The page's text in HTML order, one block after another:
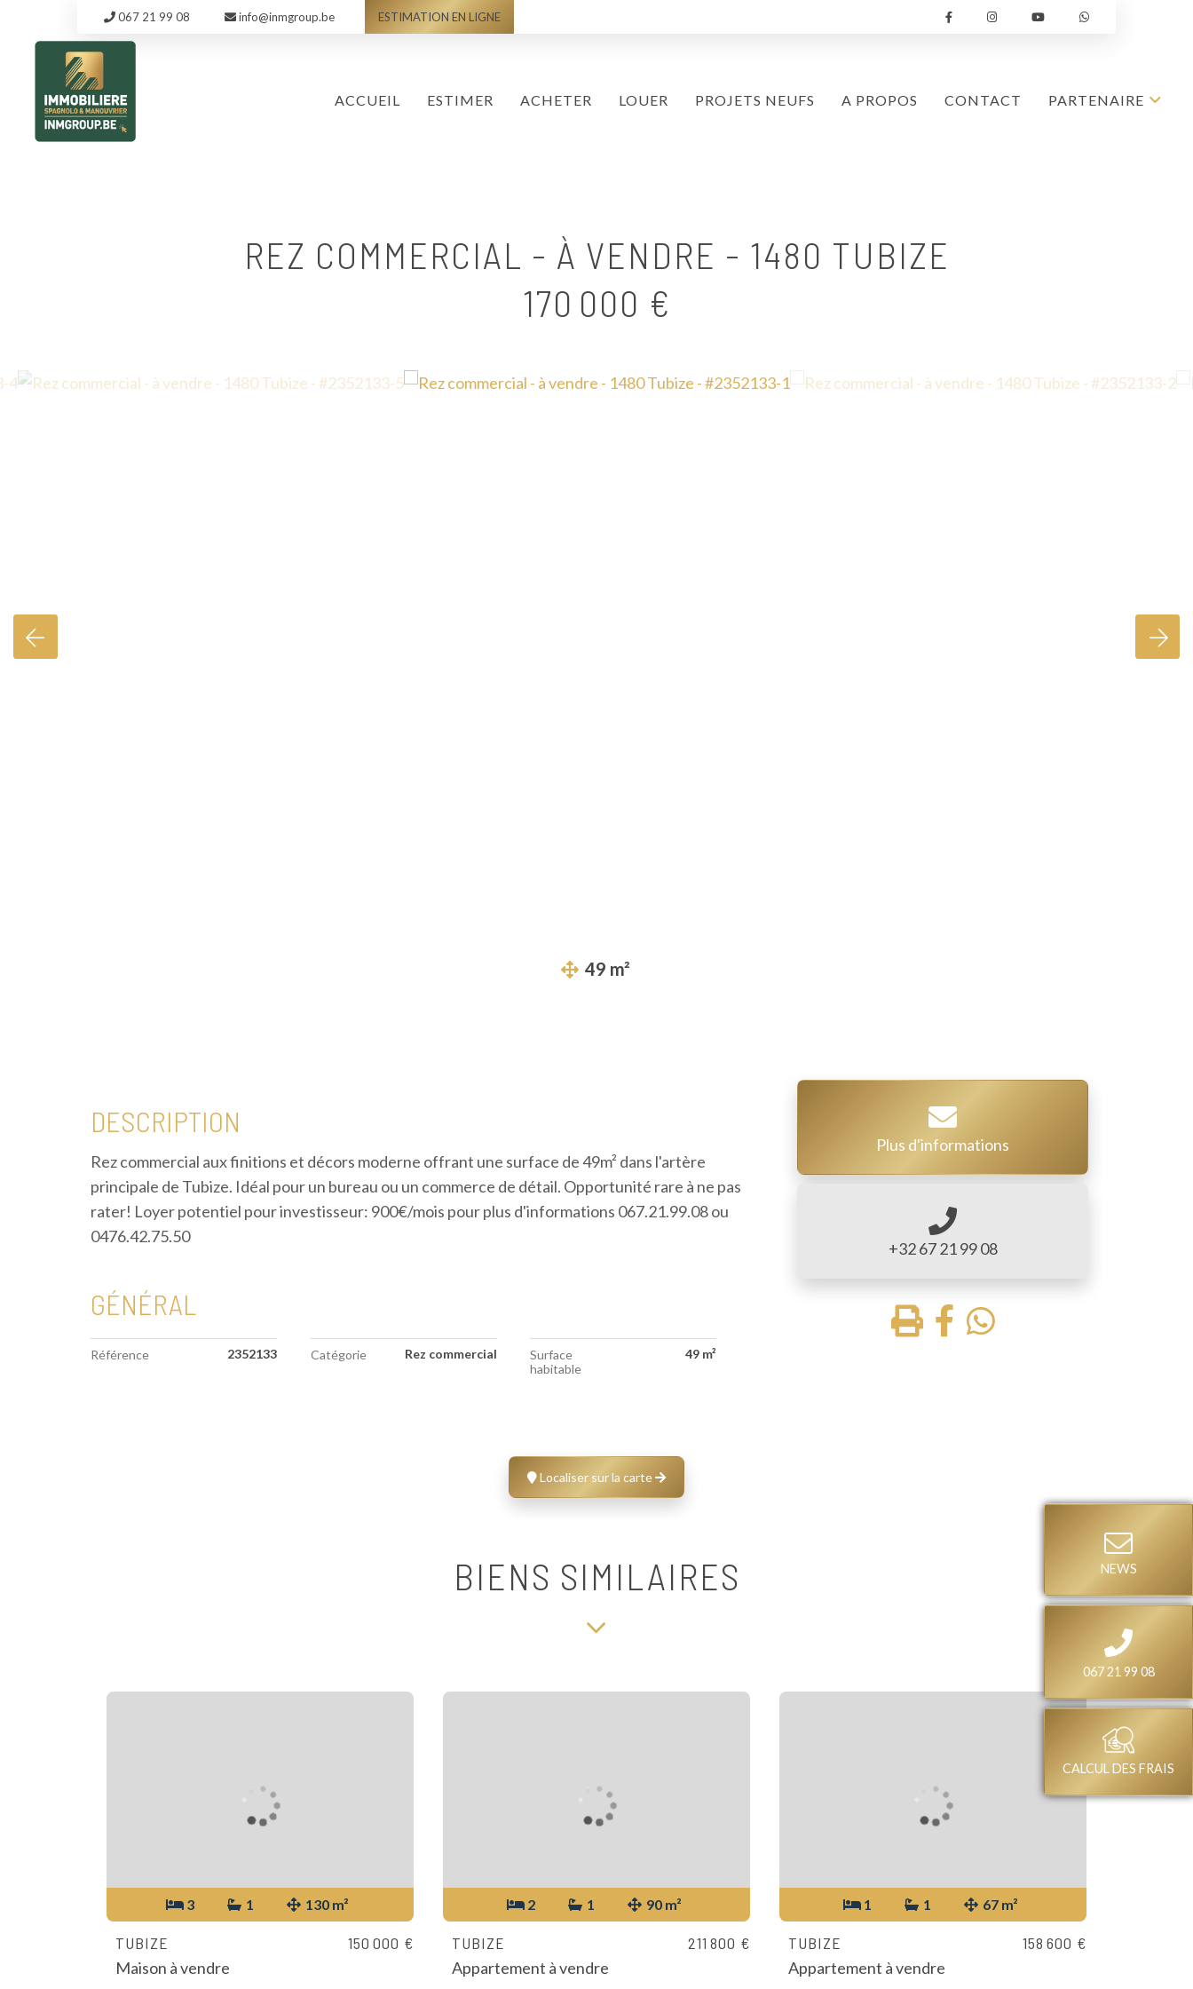
067 21 99 08 info@inmgroup.be ESTIMATION EN LIGNE
ACCUEIL ESTIMER ACHETER LOUER PROJETS NEUFS A PROPOS CONTACT PARTENAIRE
REZ COMMERCIAL - À VENDRE - 1480 TUBIZE
170 000 €
49 m²
DESCRIPTION
Rez commercial aux finitions et décors moderne offrant une surface de 49m² dans l'artère
principale de Tubize. Idéal pour un bureau ou un commerce de détail. Opportunité rare à ne pas
rater! Loyer potentiel pour investisseur: 900€/mois pour plus d'informations 067.21.99.08 ou
0476.42.75.50
GÉNÉRAL
Référence 2352133 Catégorie Rez commercial
Surface
habitable
49 m²
Plus d'informations
+32 67 21 99 08
Localiser sur la carte
BIENS SIMILAIRES
3 1 130 m²
TUBIZE
Maison à vendre
150 000 €
2 1 90 m²
TUBIZE
Appartement à vendre
211 800 €
1 1 67 m²
TUBIZE
Appartement à vendre
158 600 €
NEWS
067 21 99 08
CALCUL DES FRAIS